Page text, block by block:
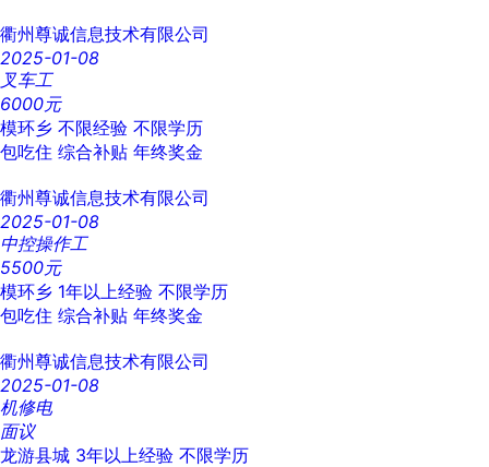
衢州尊诚信息技术有限公司
2025-01-08
叉车工
6000元
模环乡 不限经验 不限学历
包吃住 综合补贴 年终奖金
衢州尊诚信息技术有限公司
2025-01-08
中控操作工
5500元
模环乡 1年以上经验 不限学历
包吃住 综合补贴 年终奖金
衢州尊诚信息技术有限公司
2025-01-08
机修电
面议
龙游县城 3年以上经验 不限学历